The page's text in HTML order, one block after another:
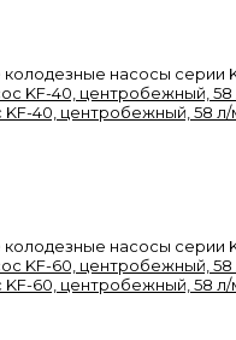
насосы серии
40, центробежный, 58
насосы серии
60, центробежный, 58